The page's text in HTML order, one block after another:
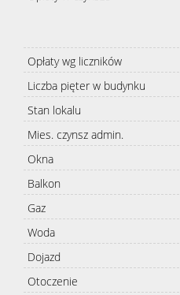
Opłaty wg liczników
Liczba pięter w budynku
Stan lokalu
Mies. czynsz admin.
Okna
Balkon
Gaz
Woda
Dojazd
Otoczenie